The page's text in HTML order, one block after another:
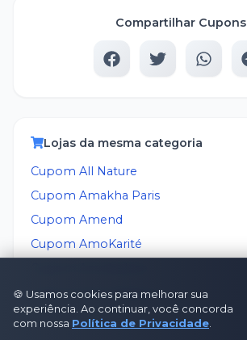
Compartilhar Cupons
Lojas da mesma categoria
Cupom All Nature
Cupom Amakha Paris
Cupom Amend
Cupom AmoKarité
CupomAnna Pegova
🍪 Usamos cookies para melhorar sua
experiência. Ao continuar, você concorda
com nossa Política de Privacidade